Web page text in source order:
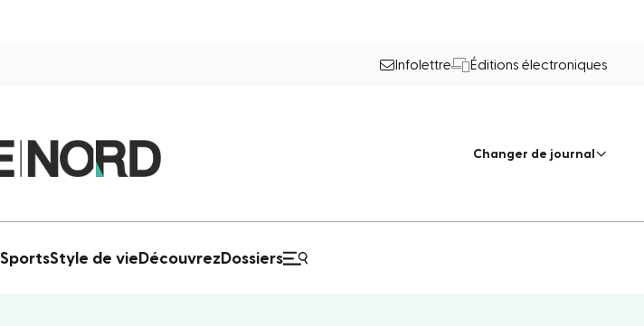
Infolettre Éditions électroniques
Changer de journal
SportsStyle de vie Découvrez Dossiers